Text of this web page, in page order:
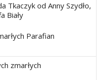
Tkaczyk od Anny Szydło,
Biały
Parafian
zmarłych